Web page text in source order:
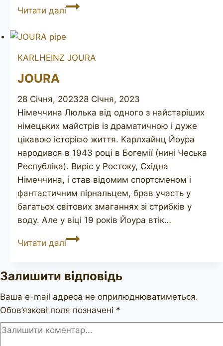
Читати даліJOHN
Baltimore
KARLHEINZ JOURA
JOURA
28 Січня, 202328 Січня, 2023
Німеччина Люлька від одного з найстаріших
німецьких майстрів із драматичною і дуже
цікавою історією життя. Карлхайнц Йоура
народився в 1943 році в Богемії (нині Чеська
Республіка). Виріс у Ростоку, Східна
Німеччина, і став відомим спортсменом і
фантастичним пірнальцем, брав участь у
багатьох світових змаганнях зі стрибків у
воду. Але у віці 19 років Йоура втік…
Читати даліJOURA
Залишити відповідь
Ваша e-mail адреса не оприлюднюватиметься.
Обов’язкові поля позначені *